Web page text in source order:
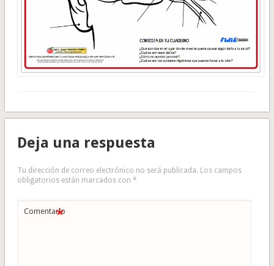
Deja una respuesta
Tu dirección de correo electrónico no será publicada. Los campos
obligatorios están marcados con *
Comentario
*